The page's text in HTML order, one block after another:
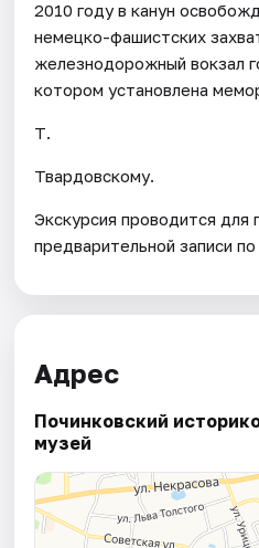
2010 году в канун
немецко-фашистских
железнодорожный вокзал
котором установлена
Т.
Твардовскому.
Экскурсия проводится для
предварительной записи
Адрес
Починковский
музей